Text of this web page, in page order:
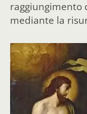
raggiungimento
mediante la